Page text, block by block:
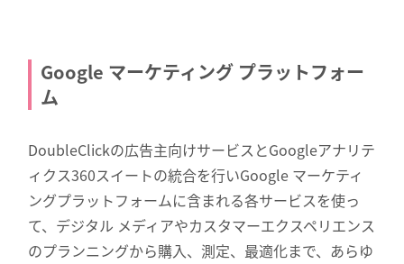
Google マーケティング プラットフォー
ム
DoubleClickの広告主向けサービスとGoogleアナリテ
ィクス360スイートの統合を行いGoogle マーケティ
ングプラットフォームに含まれる各サービスを使っ
て、デジタル メディアやカスタマーエクスペリエンス
のプランニングから購入、測定、最適化まで、あらゆ